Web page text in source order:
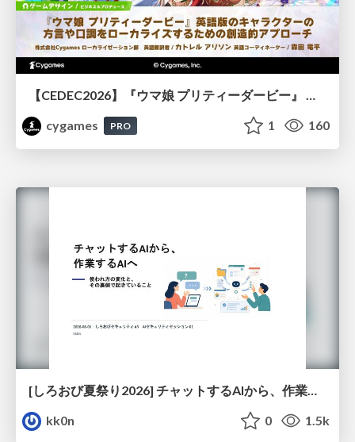
cygames
PRO 1 160
[しろおび夏祭り2026] チャットするAIから、作業するAIへ - 使われ方の変化と、その裏側で起きていること
kk0n
0 1.5k